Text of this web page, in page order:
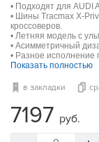
• Подходят для AUDI
• Шины Tracmax X-
кроссоверов.
• Летняя модель с
• Асимметричный
• Разное исполнение
Показать полностью
в закладки
7197 руб.